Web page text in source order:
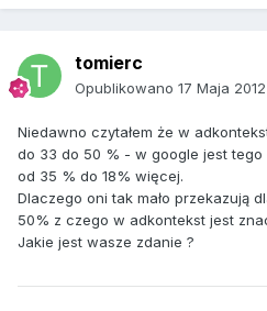
tomierc
Opublikowano 17 Maja 2012
Niedawno czytałem że w
do 33 do 50 % - w google jest tego
od 35 % do 18% więcej.
Dlaczego oni tak mało przekazują
50% z czego w adkontekst jest
Jakie jest wasze zdanie ?